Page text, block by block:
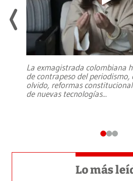
La exmagistrada colombiana
de contrapeso del periodismo,
olvido, reformas
de nuevas tecnologías...
Lo más